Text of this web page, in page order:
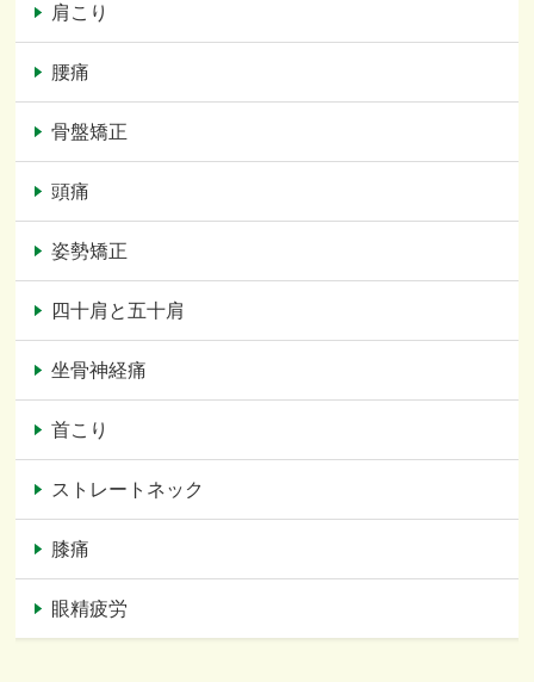
肩こり
腰痛
骨盤矯正
頭痛
姿勢矯正
四十肩と五十肩
坐骨神経痛
首こり
ストレートネック
膝痛
眼精疲労